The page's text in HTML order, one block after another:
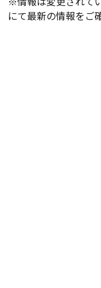
にて最新の情報をご